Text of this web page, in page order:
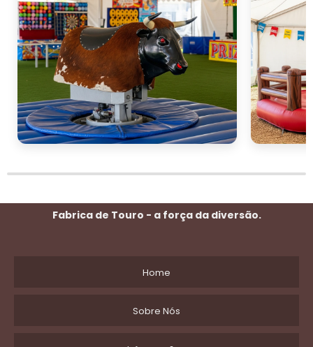
Fabrica de Touro - a força da diversão.
Home
Sobre Nós